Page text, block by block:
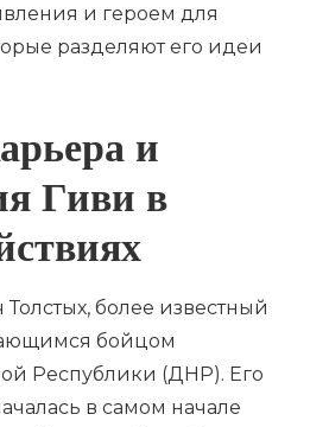
и героем для
разделяют его идеи
и
Гиви в
более известный
бойцом
Республики (ДНР). Его
в самом начале